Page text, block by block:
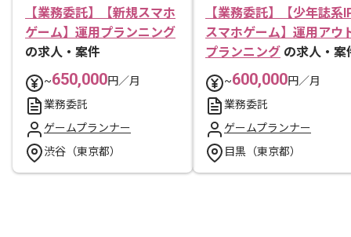
【業務委託】【新規スマホ
ゲーム】運用プランニング
の求人・案件
~650,000円／月
業務委託
ゲームプランナー
渋谷（東京都）
【業務委託】【少年誌系
スマホゲーム】運用アウ
プランニング の求人・案
~600,000円／月
業務委託
ゲームプランナー
目黒（東京都）